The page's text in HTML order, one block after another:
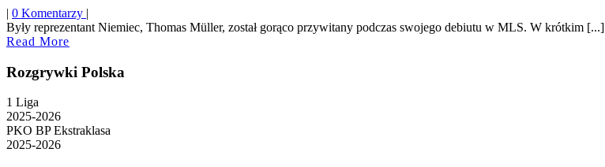
| 0 Komentarzy |
Były reprezentant Niemiec, Thomas Müller, został gorąco przywitany podczas swojego debiutu w MLS. W krótkim [...]
Read More
Rozgrywki Polska
1 Liga
2025-2026
PKO BP Ekstraklasa
2025-2026